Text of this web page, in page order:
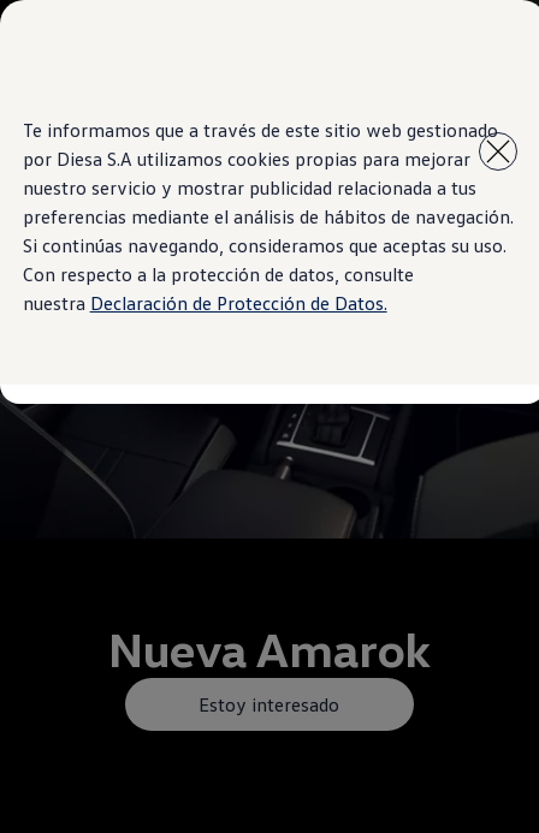
Te informamos que a través de este sitio web gestionado
por Diesa S.A utilizamos cookies propias para mejorar
nuestro servicio y mostrar publicidad relacionada a tus
preferencias mediante el análisis de hábitos de navegación.
Si continúas navegando, consideramos que aceptas su uso.
Con respecto a la protección de datos, consulte
nuestra Declaración de Protección de Datos.
contenido
principal
a pie
de
página
Contáctenos
Marca y Experiencia
Volkswagen Paraguay
Espacio Exclusivo para Prensa
Latin NCAP
Tengo un Volkswagen
Manuales Volkswagen
Postventas
Agendamiento Online
NuevaAmarok
Estoy interesado